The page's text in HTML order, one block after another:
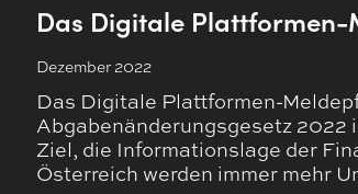
Das Digitale
Dezember 2022
Das Digitale Plattformen-
Abgabenänderungsgesetz 2022
Ziel, die Informationslage der
Österreich werden immer mehr